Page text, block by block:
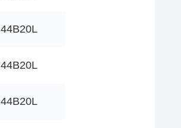
44B20L
44B20L
44B20L